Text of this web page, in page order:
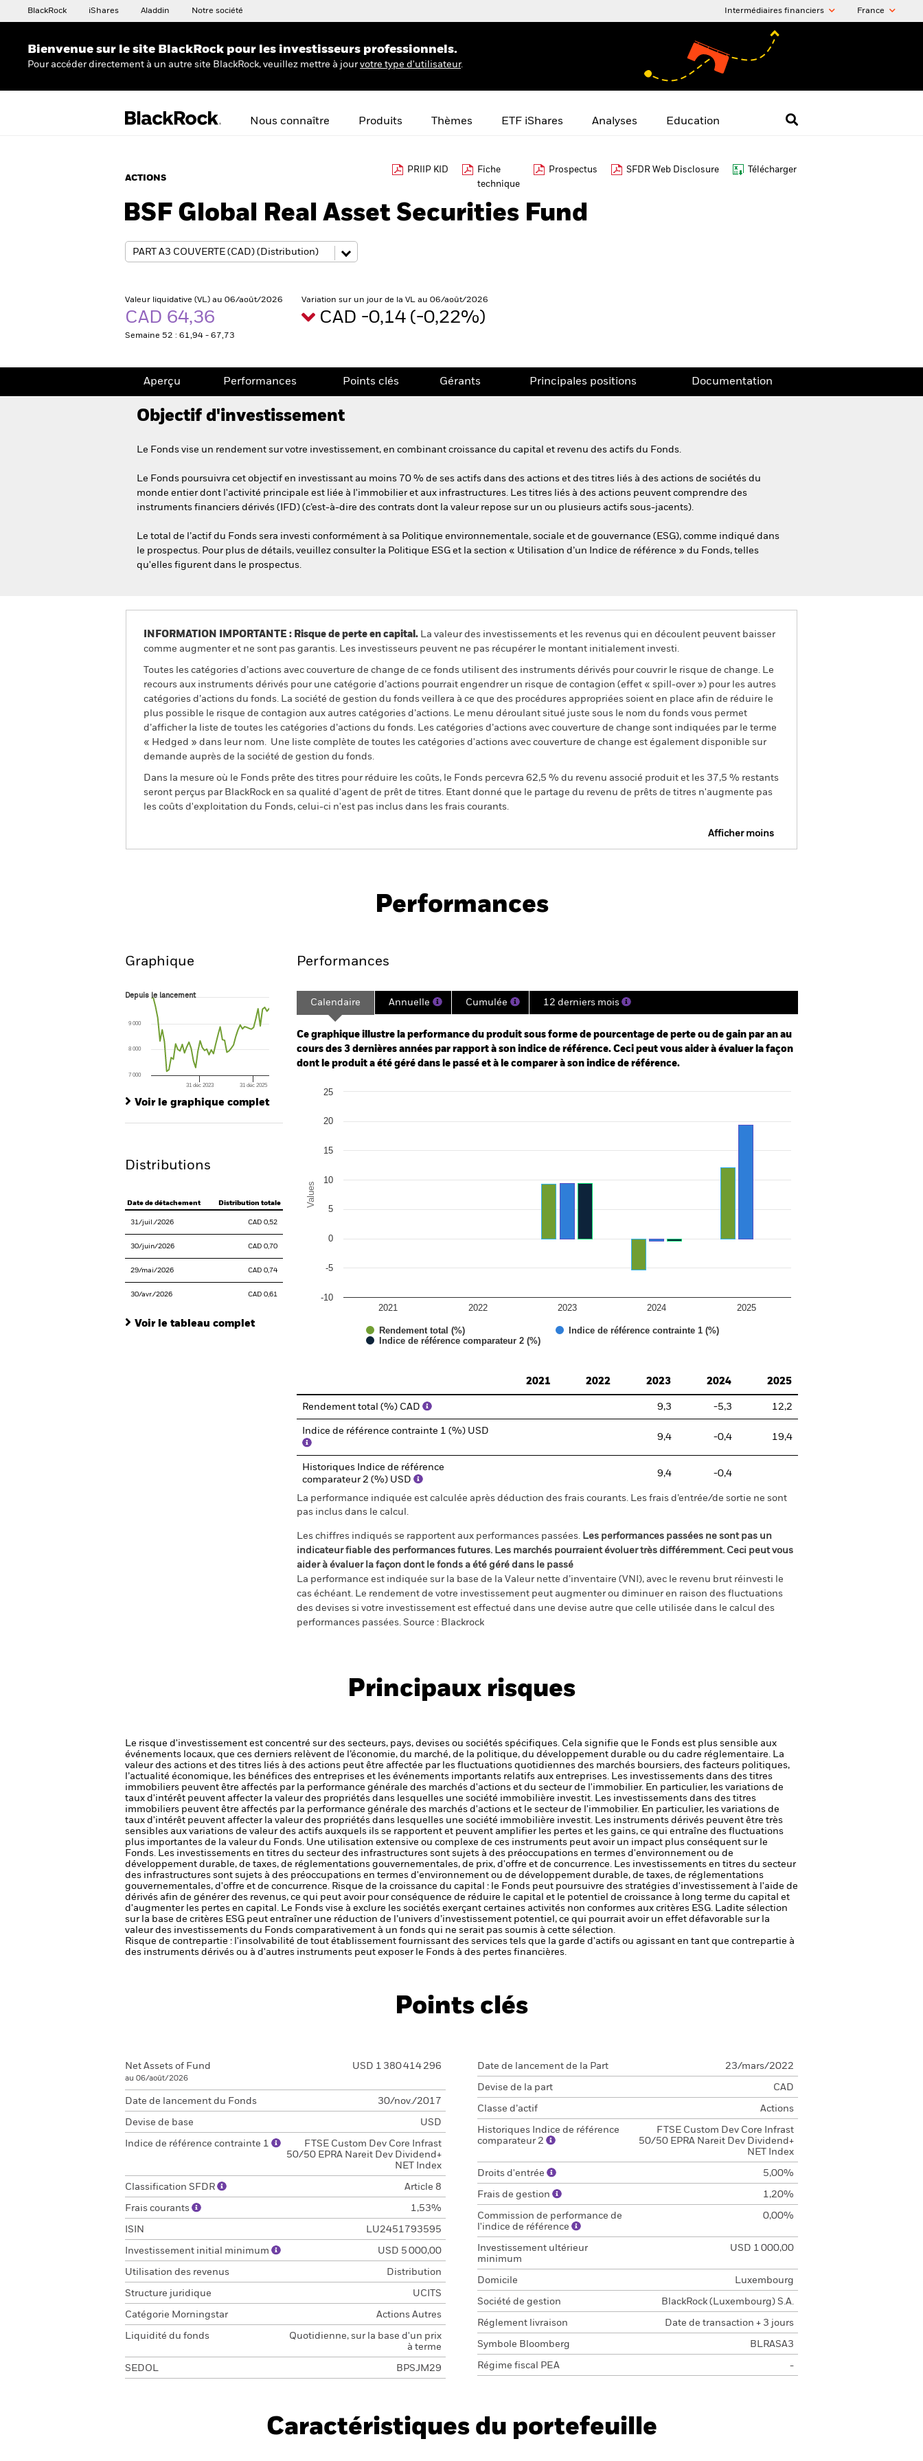
BlackRock iShares Aladdin Notre société Intermédiaires financiers France
Bienvenue sur le site BlackRock pour les investisseurs professionnels.
Pour accéder directement à un autre site BlackRock, veuillez mettre à jour votre type d'utilisateur.
Nous connaître Produits Thèmes ETF iShares Analyses Education
ACTIONS
PRIIP KID
Fiche
technique
Prospectus SFDR Web Disclosure Télécharger
BSF Global Real Asset Securities Fund
Valeur liquidative (VL) au 06/août/2026
CAD 64,36
Semaine 52 : 61,94 - 67,73
Variation sur un jour de la VL au 06/août/2026
CAD -0,14 (-0,22%)
Aperçu Performances Points clés Gérants Principales positions Documentation
Objectif d'investissement
Le Fonds vise un rendement sur votre investissement, en combinant croissance du capital et revenu des actifs du Fonds.
Le Fonds poursuivra cet objectif en investissant au moins 70 % de ses actifs dans des actions et des titres liés à des actions de sociétés du
monde entier dont l'activité principale est liée à l'immobilier et aux infrastructures. Les titres liés à des actions peuvent comprendre des
instruments financiers dérivés (IFD) (c’est-à-dire des contrats dont la valeur repose sur un ou plusieurs actifs sous-jacents).
Le total de l’actif du Fonds sera investi conformément à sa Politique environnementale, sociale et de gouvernance (ESG), comme indiqué dans
le prospectus. Pour plus de détails, veuillez consulter la Politique ESG et la section « Utilisation d’un Indice de référence » du Fonds, telles
qu'elles figurent dans le prospectus.
INFORMATION IMPORTANTE : Risque de perte en capital. La valeur des investissements et les revenus qui en découlent peuvent baisser
comme augmenter et ne sont pas garantis. Les investisseurs peuvent ne pas récupérer le montant initialement investi.
Toutes les catégories d’actions avec couverture de change de ce fonds utilisent des instruments dérivés pour couvrir le risque de change. Le
recours aux instruments dérivés pour une catégorie d’actions pourrait engendrer un risque de contagion (effet « spill-over ») pour les autres
catégories d’actions du fonds. La société de gestion du fonds veillera à ce que des procédures appropriées soient en place afin de réduire le
plus possible le risque de contagion aux autres catégories d’actions. Le menu déroulant situé juste sous le nom du fonds vous permet
d’afficher la liste de toutes les catégories d’actions du fonds. Les catégories d’actions avec couverture de change sont indiquées par le terme
« Hedged » dans leur nom. Une liste complète de toutes les catégories d'actions avec couverture de change est également disponible sur
demande auprès de la société de gestion du fonds.
Dans la mesure où le Fonds prête des titres pour réduire les coûts, le Fonds percevra 62,5 % du revenu associé produit et les 37,5 % restants
seront perçus par BlackRock en sa qualité d'agent de prêt de titres. Etant donné que le partage du revenu de prêts de titres n'augmente pas
les coûts d'exploitation du Fonds, celui-ci n'est pas inclus dans les frais courants.
Afficher moins
Performances
Graphique
Depuis le lancement
Line chart with 54 data points.
The chart has 1 X axis displaying Time. Range: 2022-02-28 00:00:00 to 2026-07-31 00:00:00.
The chart has 1 Y axis displaying values. Range: -30 to 0.
Depuis le lancement
31 déc 2023 31 déc 2025
7 000
8 000
9 000
Voir le graphique complet
Distributions
Date de détachement Distribution totale
31/juil./2026 CAD 0,52
30/juin/2026 CAD 0,70
29/mai/2026 CAD 0,74
30/avr./2026 CAD 0,61
Voir le tableau complet
Performances
Calendaire Annuelle Cumulée 12 derniers mois
Ce graphique illustre la performance du produit sous forme de pourcentage de perte ou de gain par an au
cours des 3 dernières années par rapport à son indice de référence. Ceci peut vous aider à évaluer la façon
dont le produit a été géré dans le passé et à le comparer à son indice de référence.
Bar chart with 3 data series.
The chart has 1 Y axis displaying Values. Range: -10 to 25.
Values
Rendement total (%)
Indice de référence contrainte 1 (%)
Indice de référence comparateur 2 (%)
2021 2022 2023 2024 2025
-10
-5
0
5
10
15
20
25
2021
2022 2023 2024 2025
Rendement total (%) CAD 9,3 -5,3 12,2
Indice de référence contrainte 1 (%) USD
9,4 -0,4 19,4
Historiques Indice de référence
comparateur 2 (%) USD
9,4 -0,4
La performance indiquée est calculée après déduction des frais courants. Les frais d’entrée/de sortie ne sont
pas inclus dans le calcul.
Les chiffres indiqués se rapportent aux performances passées. Les performances passées ne sont pas un
indicateur fiable des performances futures. Les marchés pourraient évoluer très différemment. Ceci peut vous
aider à évaluer la façon dont le fonds a été géré dans le passé
La performance est indiquée sur la base de la Valeur nette d’inventaire (VNI), avec le revenu brut réinvesti le
cas échéant. Le rendement de votre investissement peut augmenter ou diminuer en raison des fluctuations
des devises si votre investissement est effectué dans une devise autre que celle utilisée dans le calcul des
performances passées. Source : Blackrock
Principaux risques
Le risque d'investissement est concentré sur des secteurs, pays, devises ou sociétés spécifiques. Cela signifie que le Fonds est plus sensible aux
événements locaux, que ces derniers relèvent de l’économie, du marché, de la politique, du développement durable ou du cadre réglementaire. La
valeur des actions et des titres liés à des actions peut être affectée par les fluctuations quotidiennes des marchés boursiers, des facteurs politiques,
l’actualité économique, les bénéfices des entreprises et les événements importants relatifs aux entreprises. Les investissements dans des titres
immobiliers peuvent être affectés par la performance générale des marchés d'actions et du secteur de l'immobilier. En particulier, les variations de
taux d'intérêt peuvent affecter la valeur des propriétés dans lesquelles une société immobilière investit. Les investissements dans des titres
immobiliers peuvent être affectés par la performance générale des marchés d'actions et le secteur de l'immobilier. En particulier, les variations de
taux d'intérêt peuvent affecter la valeur des propriétés dans lesquelles une société immobilière investit. Les instruments dérivés peuvent être très
sensibles aux variations de valeur des actifs auxquels ils se rapportent et peuvent amplifier les pertes et les gains, ce qui entraîne des fluctuations
plus importantes de la valeur du Fonds. Une utilisation extensive ou complexe de ces instruments peut avoir un impact plus conséquent sur le
Fonds. Les investissements en titres du secteur des infrastructures sont sujets à des préoccupations en termes d'environnement ou de
développement durable, de taxes, de réglementations gouvernementales, de prix, d'offre et de concurrence. Les investissements en titres du secteur
des infrastructures sont sujets à des préoccupations en termes d'environnement ou de développement durable, de taxes, de réglementations
gouvernementales, d'offre et de concurrence. Risque de la croissance du capital : le Fonds peut poursuivre des stratégies d'investissement à l'aide de
dérivés afin de générer des revenus, ce qui peut avoir pour conséquence de réduire le capital et le potentiel de croissance à long terme du capital et
d'augmenter les pertes en capital. Le Fonds vise à exclure les sociétés exerçant certaines activités non conformes aux critères ESG. Ladite sélection
sur la base de critères ESG peut entraîner une réduction de l’univers d’investissement potentiel, ce qui pourrait avoir un effet défavorable sur la
valeur des investissements du Fonds comparativement à un fonds qui ne serait pas soumis à cette sélection.
Risque de contrepartie : l'insolvabilité de tout établissement fournissant des services tels que la garde d'actifs ou agissant en tant que contrepartie à
des instruments dérivés ou à d'autres instruments peut exposer le Fonds à des pertes financières.
Points clés
Net Assets of Fund
au 06/août/2026
USD 1 380 414 296
Date de lancement du Fonds 30/nov./2017
Devise de base USD
Indice de référence contrainte 1
FTSE Custom Dev Core Infrast
50/50 EPRA Nareit Dev Dividend+
NET Index
Classification SFDR Article 8
Frais courants 1,53%
ISIN LU2451793595
Investissement initial minimum USD 5 000,00
Utilisation des revenus Distribution
Structure juridique UCITS
Catégorie Morningstar Actions Autres
Liquidité du fonds
Quotidienne, sur la base d'un prix
à terme
SEDOL BPSJM29
Date de lancement de la Part 23/mars/2022
Devise de la part CAD
Classe d’actif Actions
Historiques Indice de référence
comparateur 2
FTSE Custom Dev Core Infrast
50/50 EPRA Nareit Dev Dividend+
NET Index
Droits d'entrée 5,00%
Frais de gestion 1,20%
Commission de performance de
l'indice de référence
0,00%
Investissement ultérieur
minimum
USD 1 000,00
Domicile Luxembourg
Société de gestion BlackRock (Luxembourg) S.A.
Réglement livraison Date de transaction + 3 jours
Symbole Bloomberg BLRASA3
Régime fiscal PEA -
Caractéristiques du portefeuille